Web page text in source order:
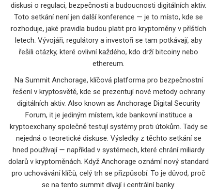
diskusi o regulaci, bezpečnosti a budoucnosti digitálních aktiv.
Toto setkání není jen další konference — je to místo, kde se
rozhoduje, jaké pravidla budou platit pro kryptoměny v příštích
letech. Vývojáři, regulátory a investoři se tam potkávají, aby
řešili otázky, které ovlivní každého, kdo drží bitcoiny nebo
ethereum.
Na Summit Anchorage, klíčová platforma pro bezpečnostní
řešení v kryptosvětě, kde se prezentují nové metody ochrany
digitálních aktiv. Also known as Anchorage Digital Security
Forum, it je jediným místem, kde bankovní instituce a
kryptoexchany společně testují systémy proti útokům. Tady se
nejedná o teoretické diskuse. Výsledky z těchto setkání se
hned používají — například v systémech, které chrání miliardy
dolarů v kryptoměnách. Když Anchorage oznámí nový standard
pro uchovávání klíčů, celý trh se přizpůsobí. To je důvod, proč
se na tento summit dívají i centrální banky.